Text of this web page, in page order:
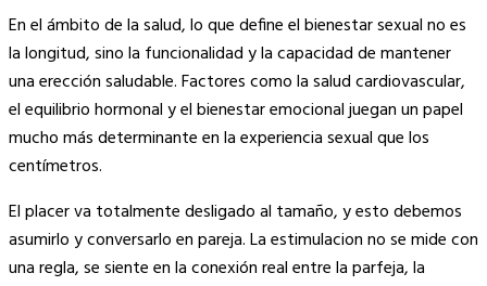
En el ámbito de la salud, lo que define el bienestar sexual no es
la longitud, sino la funcionalidad y la capacidad de mantener
una erección saludable. Factores como la salud cardiovascular,
el equilibrio hormonal y el bienestar emocional juegan un papel
mucho más determinante en la experiencia sexual que los
centímetros.
El placer va totalmente desligado al tamaño, y esto debemos
asumirlo y conversarlo en pareja. La estimulacion no se mide con
una regla, se siente en la conexión real entre la parfeja, la